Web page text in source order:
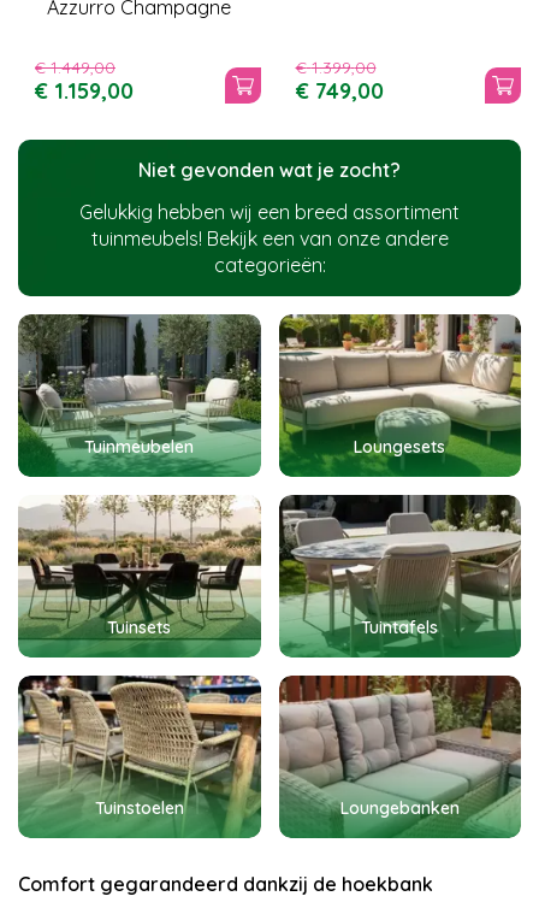
Azzurro Champagne
€ 1.449,00
€ 1.159,00
€ 1.399,00
€ 749,00
Niet gevonden wat je zocht?
Gelukkig hebben wij een breed assortiment
tuinmeubels! Bekijk een van onze andere
categorieën:
Tuinmeubelen Loungesets
Tuinsets Tuintafels
Tuinstoelen Loungebanken
Comfort gegarandeerd dankzij de hoekbank